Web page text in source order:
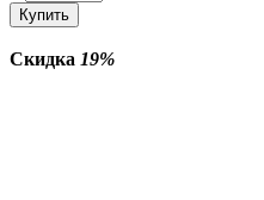
Купить
Скидка 19%